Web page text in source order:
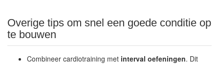
Overige tips om snel een goede conditie op
te bouwen
Combineer cardiotraining met interval oefeningen. Dit